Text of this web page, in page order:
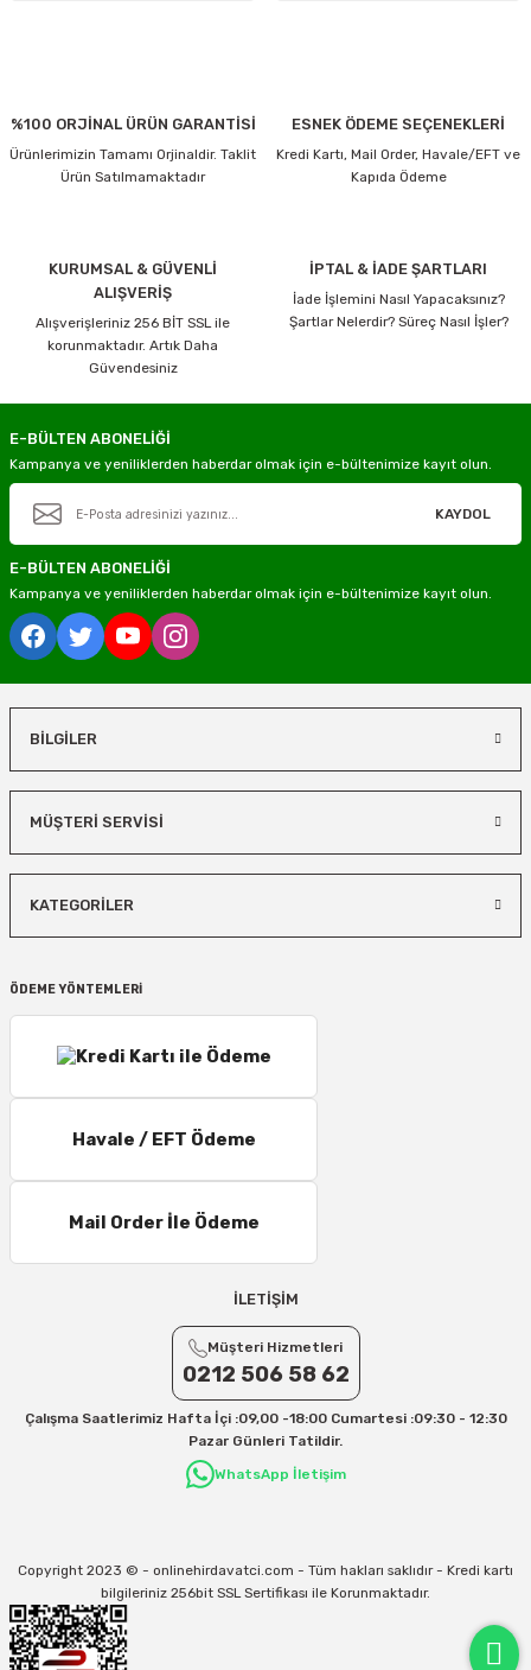
%100 ORJİNAL ÜRÜN GARANTİSİ
Ürünlerimizin Tamamı Orjinaldir. Taklit
Ürün Satılmamaktadır
ESNEK ÖDEME SEÇENEKLERİ
Kredi Kartı, Mail Order, Havale/EFT ve
Kapıda Ödeme
KURUMSAL & GÜVENLİ
ALIŞVERİŞ
Alışverişleriniz 256 BİT SSL ile
korunmaktadır. Artık Daha
Güvendesiniz
İPTAL & İADE ŞARTLARI
İade İşlemini Nasıl Yapacaksınız?
Şartlar Nelerdir? Süreç Nasıl İşler?
E-BÜLTEN ABONELİĞİ
Kampanya ve yeniliklerden haberdar olmak için e-bültenimize kayıt olun.
KAYDOL
E-BÜLTEN ABONELİĞİ
Kampanya ve yeniliklerden haberdar olmak için e-bültenimize kayıt olun.
BİLGİLER
MÜŞTERİ SERVİSİ
KATEGORİLER
ÖDEME YÖNTEMLERİ
Havale / EFT Ödeme
Mail Order İle Ödeme
İLETİŞİM
Müşteri Hizmetleri
0212 506 58 62
Çalışma Saatlerimiz Hafta İçi :09,00 -18:00 Cumartesi :09:30 - 12:30
Pazar Günleri Tatildir.
WhatsApp İletişim
Copyright 2023 © - onlinehirdavatci.com - Tüm hakları saklıdır - Kredi kartı
bilgileriniz 256bit SSL Sertifikası ile Korunmaktadır.